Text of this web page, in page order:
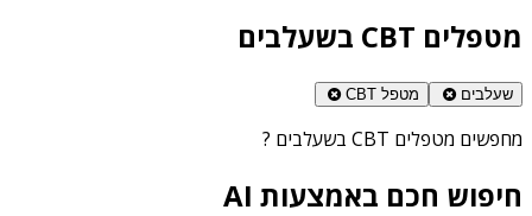
מטפלים CBT בשעלבים
שעלבים מטפל CBT
מחפשים מטפלים CBT בשעלבים ?
חיפוש חכם באמצעות AI